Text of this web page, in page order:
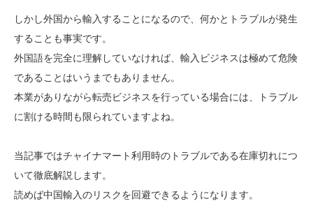
しかし外国から輸入することになるので、何かとトラブルが発生
することも事実です。
外国語を完全に理解していなければ、輸入ビジネスは極めて危険
であることはいうまでもありません。
本業がありながら転売ビジネスを行っている場合には、トラブル
に割ける時間も限られていますよね。
当記事ではチャイナマート利用時のトラブルである在庫切れにつ
いて徹底解説します。
読めば中国輸入のリスクを回避できるようになります。